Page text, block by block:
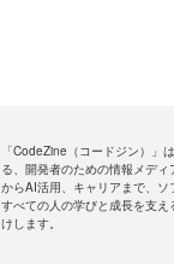
「CodeZine（コードジン）」
る、開発者のための情報メデ
からAI活用、キャリアまで、
すべての人の学びと成長を支
けします。